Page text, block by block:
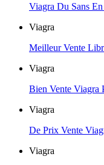
Viagra Du Sans
Viagra
Meilleur Vente
Viagra
Bien Vente Viagra
Viagra
De Prix Vente
Viagra